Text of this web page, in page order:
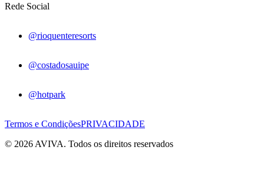
Rede Social
@rioquenteresorts
@costadosauipe
@hotpark
Termos e CondiçõesPRIVACIDADE
© 2026 AVIVA. Todos os direitos reservados